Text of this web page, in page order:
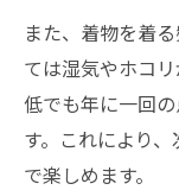
着物ク
体験
白洋
は
また、着物を着
ては湿気やホコ
低でも年に一回
す。これにより
で楽しめます。